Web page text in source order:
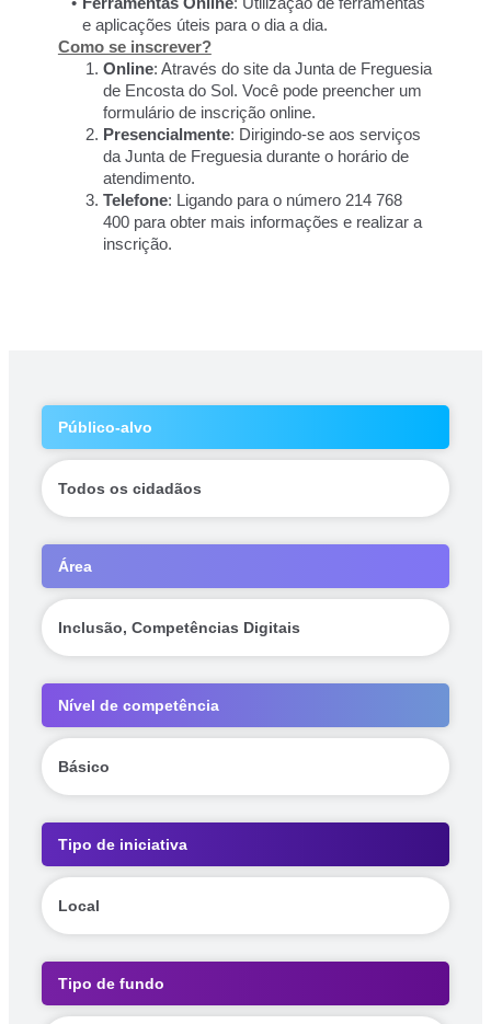
Ferramentas Online: Utilização de ferramentas
e aplicações úteis para o dia a dia.
Como se inscrever?
Online: Através do site da Junta de Freguesia
de Encosta do Sol. Você pode preencher um
formulário de inscrição online.
Presencialmente: Dirigindo-se aos serviços
da Junta de Freguesia durante o horário de
atendimento.
Telefone: Ligando para o número 214 768
400 para obter mais informações e realizar a
inscrição.
Público-alvo
Todos os cidadãos
Área
Inclusão, Competências Digitais
Nível de competência
Básico
Tipo de iniciativa
Local
Tipo de fundo